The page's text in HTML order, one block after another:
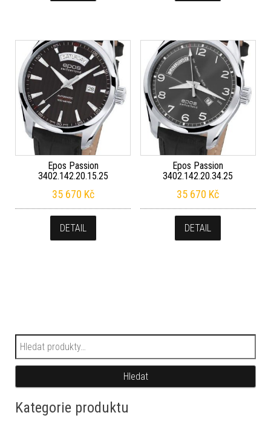
Epos Passion
3402.142.20.15.25
35 670 Kč
DETAIL
Epos Passion
3402.142.20.34.25
35 670 Kč
DETAIL
Hledat:
Hledat
Kategorie produktu